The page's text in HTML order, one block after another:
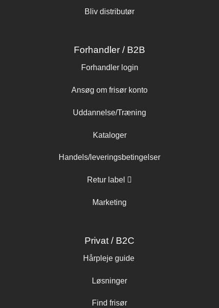
Bliv distributør
Forhandler / B2B
Forhandler login
Ansøg om frisør konto
Uddannelse/Træning
Kataloger
Handels/leveringsbetingelser
Retur label
Marketing
Privat / B2C
Hårpleje guide
Løsninger
Find frisør